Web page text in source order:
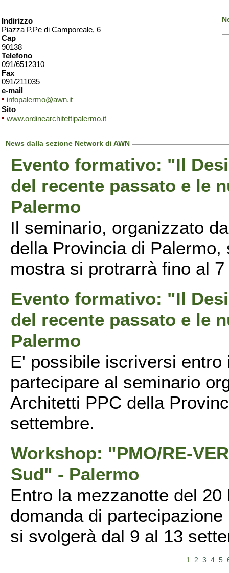
Indirizzo
Piazza P.Pe di Camporeale, 6
Cap
90138
Telefono
091/6512310
Fax
091/211035
e-mail
infopalermo@awn.it
Sito
www.ordinearchitettipalermo.it
News dalla sezione Network di AWN
Evento formativo: "Il
del recente passato e le
Palermo
Il seminario, organizzato
della Provincia di
mostra si protrarrà fino al
Evento formativo: "Il
del recente passato e le
Palermo
E' possibile iscriversi
partecipare al seminario
Architetti PPC della
settembre.
Workshop: "PMO/RE-
Sud" - Palermo
Entro la mezzanotte del
domanda di
si svolgerà dal 9 al 13
1 2 3 4 5